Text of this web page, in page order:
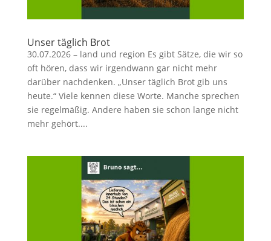
Unser täglich Brot
30.07.2026 – land und region Es gibt Sätze, die wir so
oft hören, dass wir irgendwann gar nicht mehr
darüber nachdenken. „Unser täglich Brot gib uns
heute.“ Viele kennen diese Worte. Manche sprechen
sie regelmäßig. Andere haben sie schon lange nicht
mehr gehört....